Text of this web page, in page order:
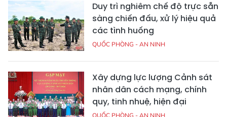
Duy trì nghiêm chế độ trực sẵn
sàng chiến đấu, xử lý hiệu quả
các tình huống
QUỐC PHÒNG - AN NINH
Xây dựng lực lượng Cảnh sát
nhân dân cách mạng, chính
quy, tinh nhuệ, hiện đại
QUỐC PHÒNG - AN NINH